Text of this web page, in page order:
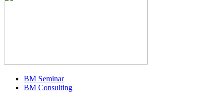
BM Seminar
BM Consulting